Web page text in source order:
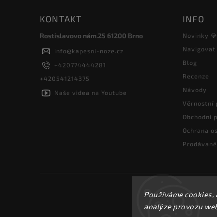
Používáme
analýze provozu
KONTAKT
Rostislavovo nám.25 61200 Brno
info@kapesni-noze.cz
+420774444281
+420541214375
Naše videa na Youtube
INFO
Novinky 💎
Navigovat
Blog
Recenze
Návody
Věrnostní
Obchodní
Ochrana